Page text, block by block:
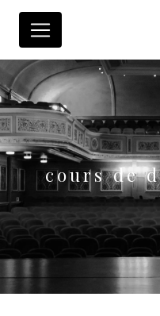
Panneau de gestion des
cours de